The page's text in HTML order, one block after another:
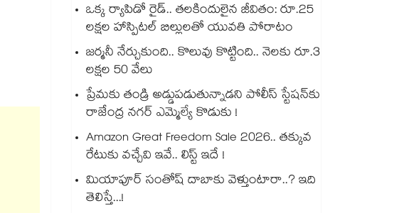
ఒక్క ర్యాపిడో రైడ్.. తలకిందులైన జీవితం: రూ.25
లక్షల హాస్పిటల్ బిల్లులతో యువతి పోరాటం
జర్మనీ నేర్చుకుంది.. కొలువు కొట్టింది.. నెలకు రూ.3
లక్షల 50 వేలు
ప్రేమకు తండ్రి అడ్డుపడుతున్నాడని పోలీస్ స్టేషన్⁪కు
రాజేంద్ర నగర్ ఎమ్మెల్యే కొడుకు !
Amazon Great Freedom Sale 2026.. తక్కువ
రేటుకు వచ్చేవి ఇవే.. లిస్ట్ ఇదే !
మియాపూర్ సంతోష్ దాబాకు వెళ్తుంటారా..? ఇది
తెలిస్తే...!